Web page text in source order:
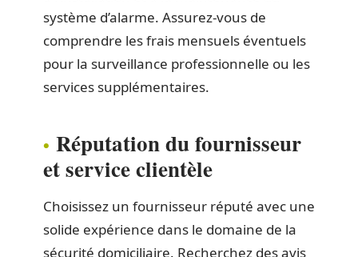
système d’alarme. Assurez-vous de
comprendre les frais mensuels éventuels
pour la surveillance professionnelle ou les
services supplémentaires.
Réputation du fournisseur
et service clientèle
Choisissez un fournisseur réputé avec une
solide expérience dans le domaine de la
sécurité domiciliaire. Recherchez des avis